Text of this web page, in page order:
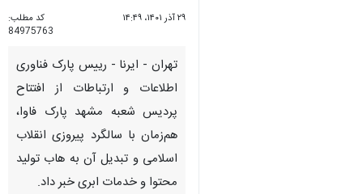
۲۹ آذر ۱۴۰۱، ۱۴:۴۹
کد مطلب:
84975763
تهران - ایرنا - رییس پارک فناوری
اطلاعات و ارتباطات از افتتاح
پردیس شعبه مشهد پارک فاوا،
هم‌زمان با سالگرد پیروزی انقلاب
اسلامی و تبدیل آن به هاب تولید
محتوا و خدمات ابری خبر داد.